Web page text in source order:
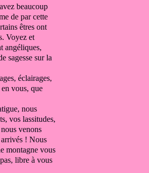
beaucoup
de par cette
êtres ont
Voyez et
angéliques,
sagesse sur la
éclairages,
vous, que
nous
vos lassitudes,
nous venons
arrivés ! Nous
montagne vous
libre à vous